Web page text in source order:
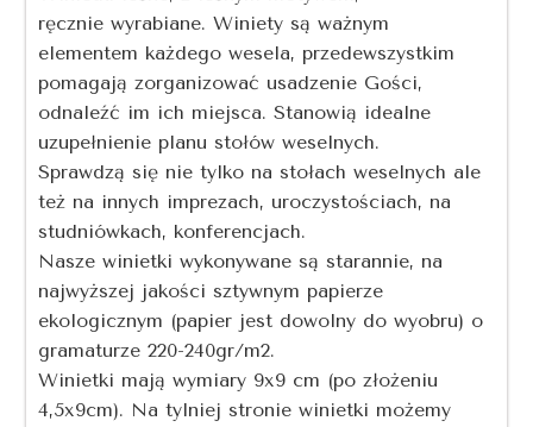
ręcznie wyrabiane. Winiety są ważnym
elementem każdego wesela, przedewszystkim
pomagają zorganizować usadzenie Gości,
odnaleźć im ich miejsca. Stanowią idealne
uzupełnienie planu stołów weselnych.
Sprawdzą się nie tylko na stołach weselnych ale
też na innych imprezach, uroczystościach, na
studniówkach, konferencjach.
Nasze winietki wykonywane są starannie, na
najwyższej jakości sztywnym papierze
ekologicznym (papier jest dowolny do wyobru) o
gramaturze 220-240gr/m2.
Winietki mają wymiary 9x9 cm (po złożeniu
4,5x9cm). Na tylniej stronie winietki możemy